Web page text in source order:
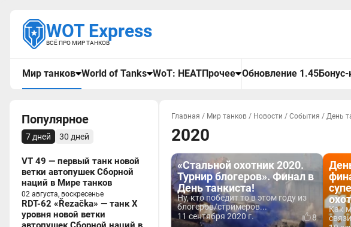
WOT Express
ВСЁ ПРО МИР ТАНКОВ
Мир танков World of Tanks WoT: HEATПрочее Обновление 1.45
Популярное
7 дней 30 дней
VT 49 — первый танк новой
ветки автопушек Сборной
наций в Мире танков
02 августа, воскресенье
RDT-62 «Řezačka» — танк X
уровня новой ветки
Главная / Мир танков / Новости / События / День
2020
«Стальной охотник 2020.
Турнир блогеров». Финал в
День танкиста!
Ну, кто победит то в этом году из
блогеров/стримеров...
11 сентября 2020 г.
8
Как